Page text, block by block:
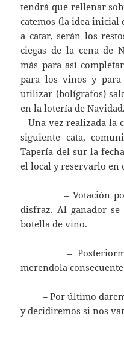
tendrá que rellenar
catemos (la idea inicial
a catar, serán los
ciegas de la cena de
más para así
para los vinos y
utilizar (bolígrafos)
en la lotería de Navidad.
– Una vez realizada la
siguiente cata,
Tapería del sur la
el local y reservarlo en
– Votación por
disfraz. Al ganador
botella de vino.
–
merendola
– Por último
y decidiremos si nos